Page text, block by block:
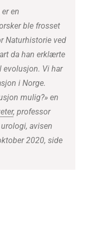
en
ble frosset
Naturhistorie ved
da han erklærte
evolusjon. Vi har
i Norge.
mulig?» en
, professor
avisen
2020, side